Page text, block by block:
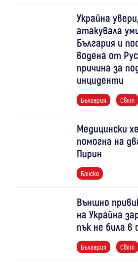
Украйна
атакувала
България и
водена от
причина за
инциденти
България Свят
Медицински
помогна на
Пирин
Банско
Външно
на Украйна
пък не била
България Свят